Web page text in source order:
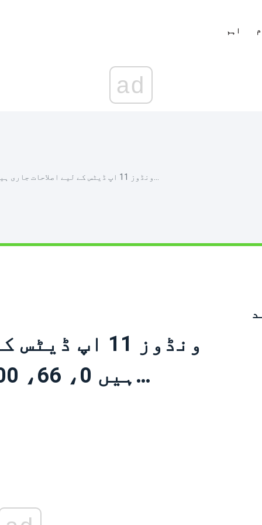
اہم
ad
ونڈوز 11 اپ
ہیں 0، 66، 100 پر پھنس گئے ہیں…